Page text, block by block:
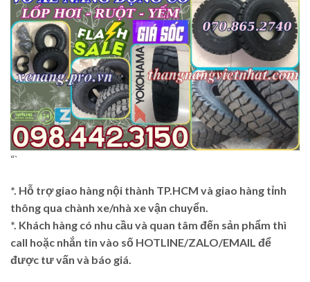
“`
*. Hỗ trợ giao hàng nội thành TP.HCM và giao hàng tỉnh
thông qua chành xe/nhà xe vận chuyển.
*. Khách hàng có nhu cầu và quan tâm đến sản phẩm thì
call hoặc nhắn tin vào số HOTLINE/ZALO/EMAIL để
được tư vấn và báo giá.